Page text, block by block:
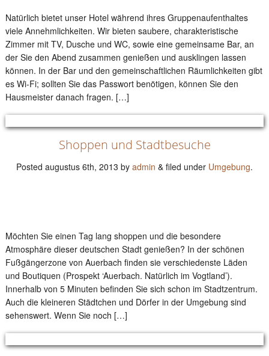
Natürlich bietet unser Hotel während ihres Gruppenaufenthaltes
viele Annehmlichkeiten. Wir bieten saubere, charakteristische
Zimmer mit TV, Dusche und WC, sowie eine gemeinsame Bar, an
der Sie den Abend zusammen genießen und ausklingen lassen
können. In der Bar und den gemeinschaftlichen Räumlichkeiten gibt
es Wi-Fi; sollten Sie das Passwort benötigen, können Sie den
Hausmeister danach fragen. […]
Shoppen und Stadtbesuche
Posted augustus 6th, 2013 by admin & filed under Umgebung.
Möchten Sie einen Tag lang shoppen und die besondere
Atmosphäre dieser deutschen Stadt genießen? In der schönen
Fußgängerzone von Auerbach finden sie verschiedenste Läden
und Boutiquen (Prospekt ‘Auerbach. Natürlich im Vogtland’).
Innerhalb von 5 Minuten befinden Sie sich schon im Stadtzentrum.
Auch die kleineren Städtchen und Dörfer in der Umgebung sind
sehenswert. Wenn Sie noch […]